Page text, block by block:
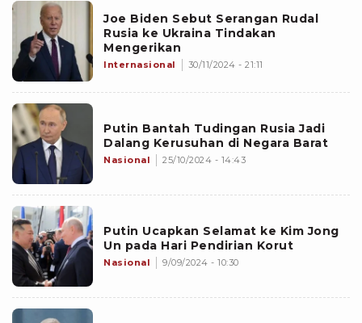
Joe Biden Sebut Serangan Rudal
Rusia ke Ukraina Tindakan
Mengerikan
Internasional 30/11/2024 - 21:11
Putin Bantah Tudingan Rusia Jadi
Dalang Kerusuhan di Negara Barat
Nasional 25/10/2024 - 14:43
Putin Ucapkan Selamat ke Kim Jong
Un pada Hari Pendirian Korut
Nasional 9/09/2024 - 10:30